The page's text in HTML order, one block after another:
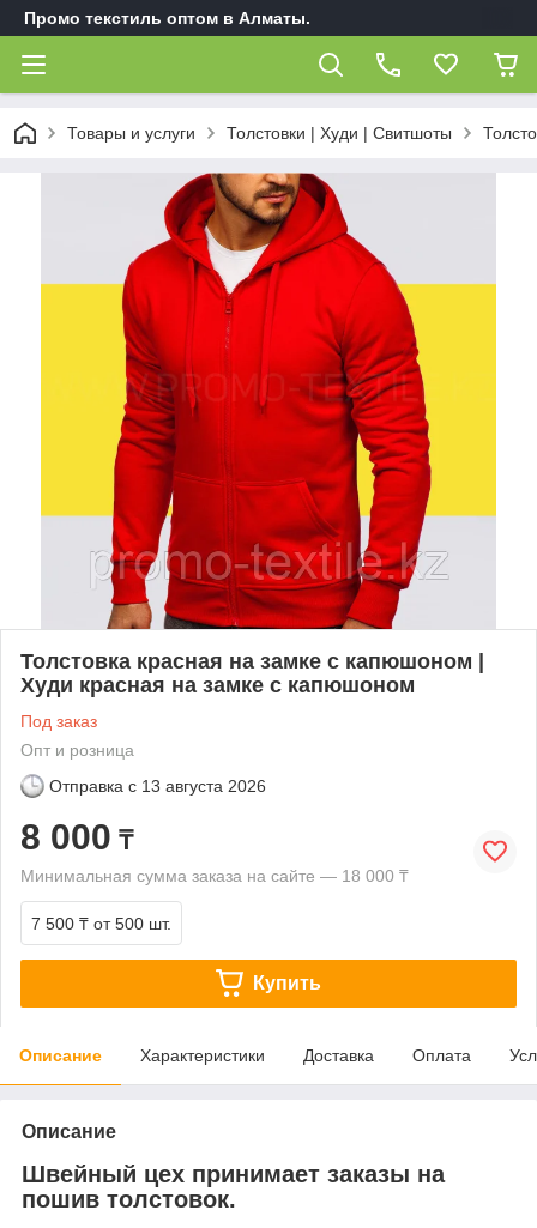
Промо текстиль оптом в Алматы.
Товары и услуги Толстовки | Худи | Свитшоты
Толстовка красная на замке с капюшоном |
Худи красная на замке с капюшоном
Под заказ
Опт и розница
Отправка с 13 августа 2026
8 000 ₸
Минимальная сумма заказа на сайте — 18 000 ₸
7 500 ₸ от 500 шт.
Купить
Описание Характеристики Доставка Оплата
Описание
Швейный цех принимает заказы на
пошив толстовок.